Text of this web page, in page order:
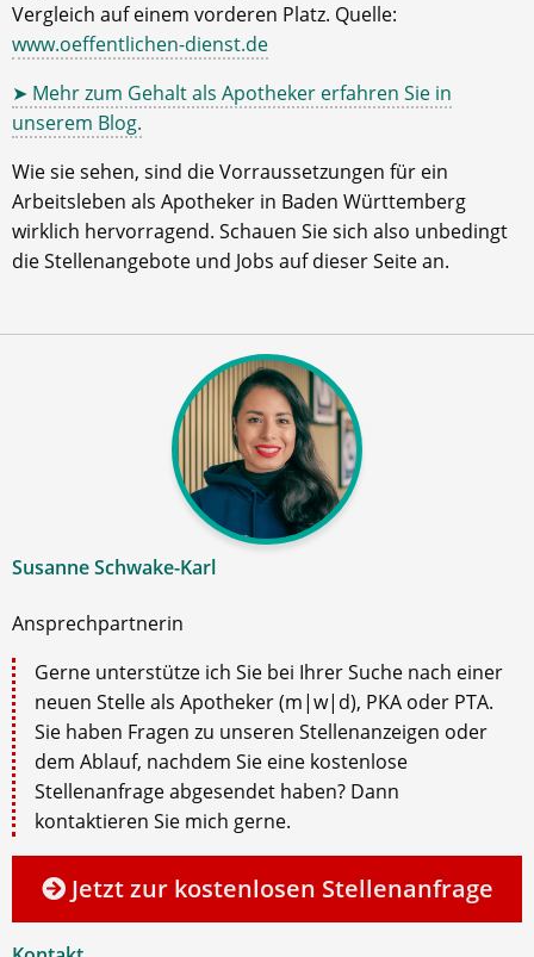
Vergleich auf einem vorderen Platz. Quelle:
www.oeffentlichen-dienst.de
➤ Mehr zum Gehalt als Apotheker erfahren Sie in
unserem Blog.
Wie sie sehen, sind die Vorraussetzungen für ein
Arbeitsleben als Apotheker in Baden Württemberg
wirklich hervorragend. Schauen Sie sich also unbedingt
die Stellenangebote und Jobs auf dieser Seite an.
Susanne Schwake-Karl
Ansprechpartnerin
Gerne unterstütze ich Sie bei Ihrer Suche nach einer
neuen Stelle als Apotheker (m|w|d), PKA oder PTA.
Sie haben Fragen zu unseren Stellenanzeigen oder
dem Ablauf, nachdem Sie eine kostenlose
Stellenanfrage abgesendet haben? Dann
kontaktieren Sie mich gerne.
Jetzt zur kostenlosen Stellenanfrage